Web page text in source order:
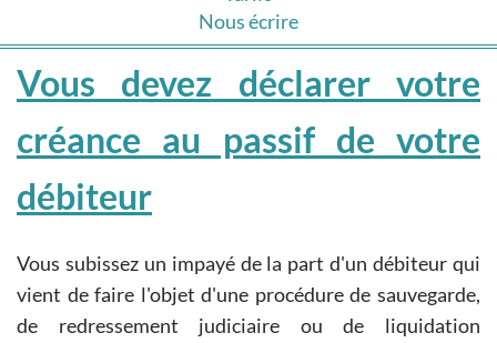
Nous écrire
Vous devez déclarer votre
créance au passif de votre
débiteur
Vous subissez un impayé de la part d'un débiteur qui
vient de faire l'objet d'une procédure de sauvegarde,
de redressement judiciaire ou de liquidation